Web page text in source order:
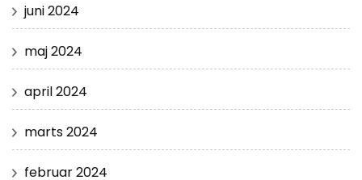
juni 2024
maj 2024
april 2024
marts 2024
februar 2024